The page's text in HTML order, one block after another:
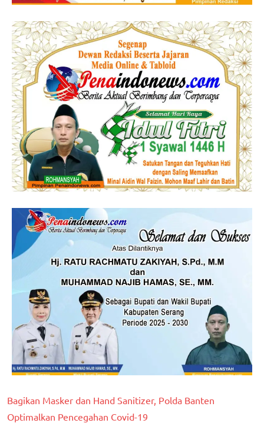
Bagikan Masker dan Hand Sanitizer, Polda Banten
Optimalkan Pencegahan Covid-19